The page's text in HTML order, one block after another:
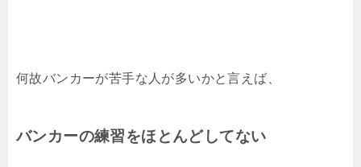
何故バンカーが苦手な人が多いかと言えば、
バンカーの練習をほとんどしてない